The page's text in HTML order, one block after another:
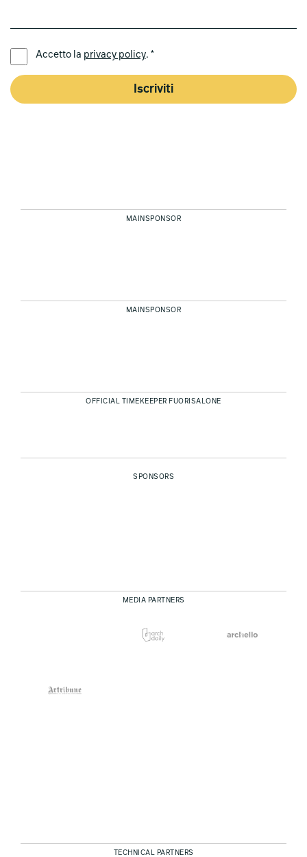
Accetto la privacy policy. *
Iscriviti
MAINSPONSOR
MAINSPONSOR
OFFICIAL TIMEKEEPER FUORISALONE
SPONSORS
MEDIA PARTNERS
TECHNICAL PARTNERS